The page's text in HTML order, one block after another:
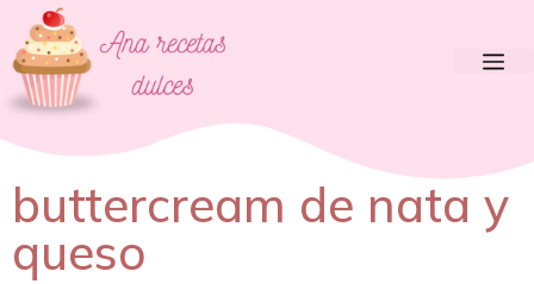
buttercream de nata y
queso